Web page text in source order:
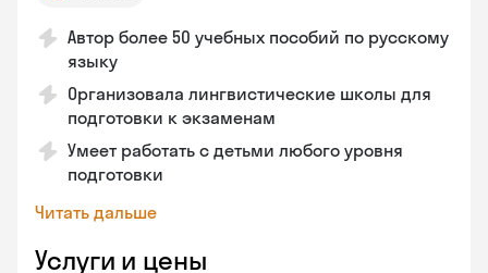
Автор более 50 учебных пособий по русскому
языку
Организовала лингвистические школы для
подготовки к экзаменам
Умеет работать с детьми любого уровня
подготовки
Читать дальше
Услуги и цены